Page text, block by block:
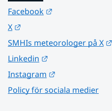
Facebook
X
SMHIs meteorologer på X
Linkedin
Instagram
Policy för sociala medier